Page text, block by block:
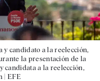
candidato a la reelección,
la presentación de la
candidata a la reelección,
|EFE